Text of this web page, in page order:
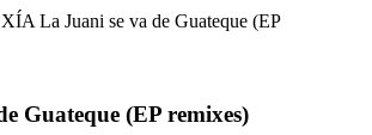
Guateque (EP remixes)